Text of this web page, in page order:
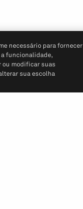
necessário para fornecer
a funcionalidade,
ou modificar suas
sua escolha